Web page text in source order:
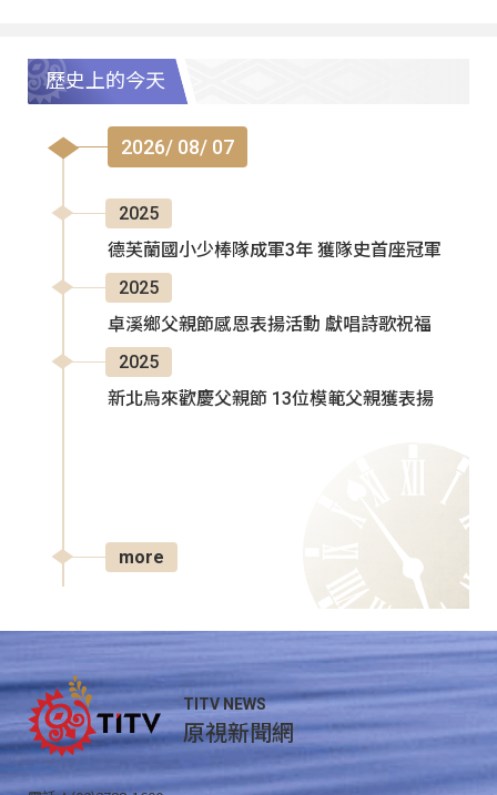
歷史上的今天
2026/ 08/ 07
2025
德芙蘭國小少棒隊成軍3年 獲隊史首座冠軍
2025
卓溪鄉父親節感恩表揚活動 獻唱詩歌祝福
2025
新北烏來歡慶父親節 13位模範父親獲表揚
more
TITV NEWS
原視新聞網